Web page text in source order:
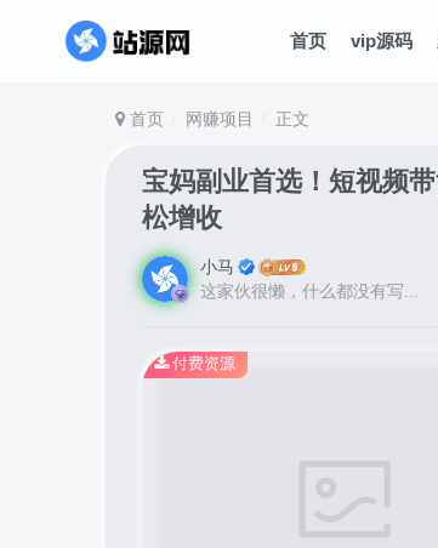
首页 vip源码
首页 网赚项目 正文
宝妈副业首选！短视频
松增收
小马
这家伙很懒，什么都没有写...
付费资源